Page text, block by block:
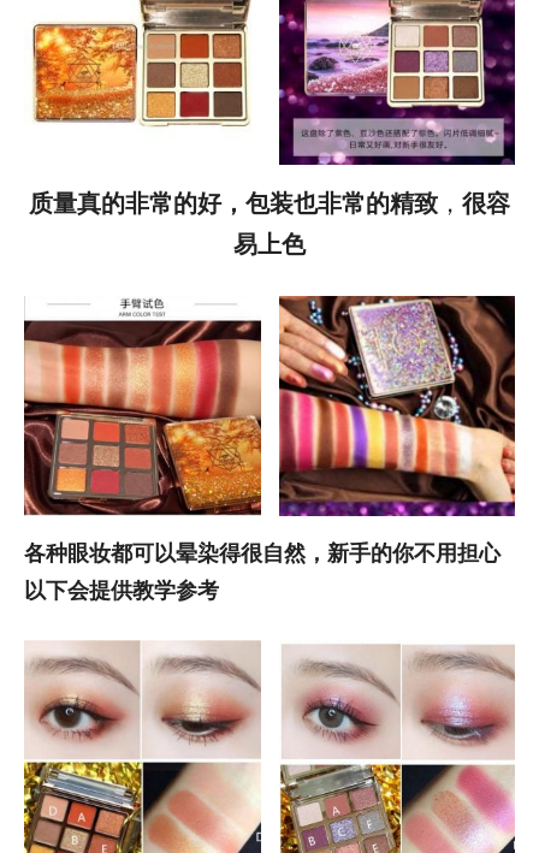
质量真的非常的好，包装也非常的精致 ， 很容
易上色
各种眼妆都可以晕染得很自然，新手的你不用担心
以下会提供教学参考